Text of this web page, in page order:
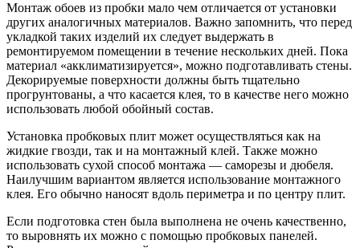
Монтаж обоев из пробки мало чем отличается от установки
других аналогичных материалов. Важно запомнить, что перед
укладкой таких изделий их следует выдержать в
ремонтируемом помещении в течение нескольких дней. Пока
материал «акклиматизируется», можно подготавливать стены.
Декорируемые поверхности должны быть тщательно
прогрунтованы, а что касается клея, то в качестве него можно
использовать любой обойный состав.
Установка пробковых плит может осуществляться как на
жидкие гвозди, так и на монтажный клей. Также можно
использовать сухой способ монтажа — саморезы и дюбеля.
Наилучшим вариантом является использование монтажного
клея. Его обычно наносят вдоль периметра и по центру плит.
Если подготовка стен была выполнена не очень качественно,
то выровнять их можно с помощью пробковых панелей.